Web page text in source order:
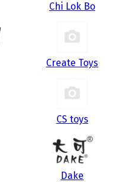
Chi Lok Bo
Create Toys
CS toys
Dake